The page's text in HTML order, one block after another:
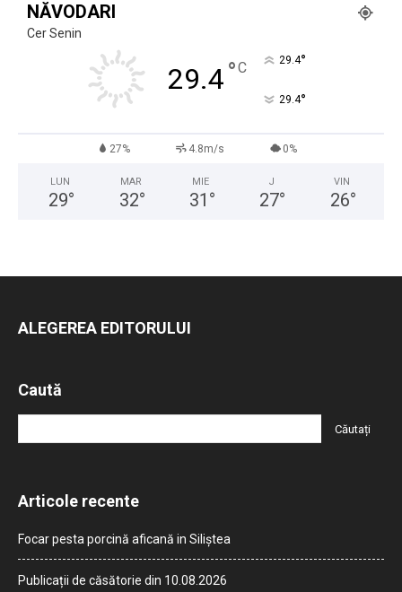
NĂVODARI
Cer Senin
29.4°C 29.4°
29.4°
27% 4.8m/s 0%
LUN
29°
MAR
32°
MIE
31 °
J
27°
VIN
26°
ALEGEREA EDITORULUI
Caută
Articole recente
Focar pesta porcină aficană in Siliștea
Publicații de căsătorie din 10.08.2026